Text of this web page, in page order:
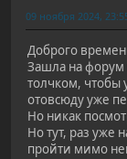
09 ноября 2024,
Доброго
Зашла на форум
толчком, чтобы
отовсюду уже
Но никак
Но тут, раз уже
пройти мимо